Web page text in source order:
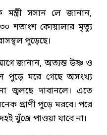
মন্ত্রী সসান লে জানান,
শতাংশ কোয়ালার মৃত্যু
পুড়েছে।
জানান, অত্যন্ত উষ্ণ ও
পুড়ে মরে গেছে অসংখ্য
জ্বলছে দাবানলে। এতে
প্রাণী পুড়ে মরবে। পরে
খুঁজে পাওয়া যাবে না।